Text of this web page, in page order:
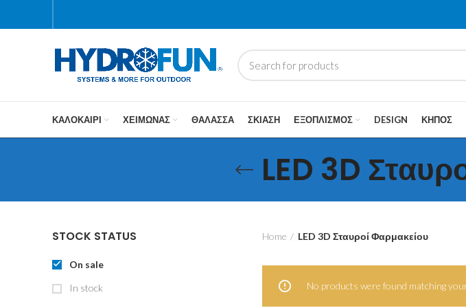
ΚΑΛΟΚΑΊΡΙ ΧΕΙΜΏΝΑΣ ΘΆΛΑΣΣΑ ΣΚΊΑΣΗ ΕΞΟΠΛΙΣΜΌΣ DESIGN ΚΉΠΟΣ
LED 3D
STOCK STATUS
On sale
In stock
Home LED 3D Σταυροί Φαρμακείου
No products were found matching